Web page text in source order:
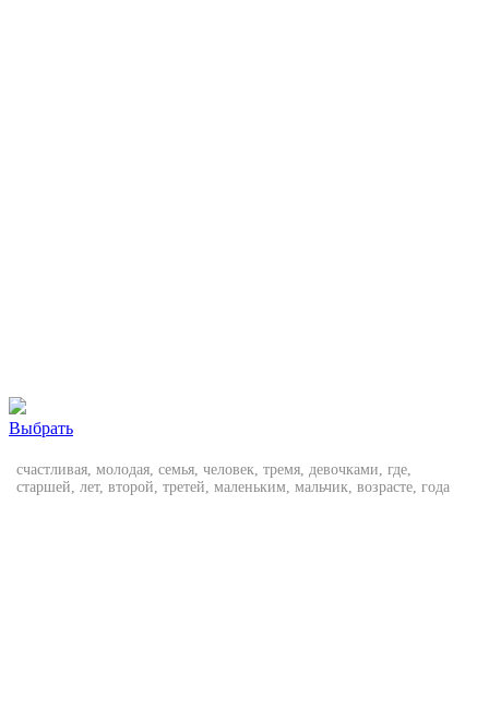
Выбрать
счастливая, молодая, семья, человек, тремя, девочками, где,
старшей, лет, второй, третей, маленьким, мальчик, возрасте, года